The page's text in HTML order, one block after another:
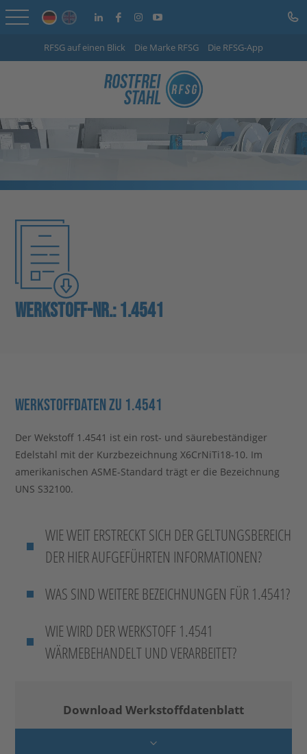
Startseite
Leistungen
Info-Center
Karriere
Kontakt
RFSG auf einen Blick Die Marke RFSG Die RFSG-App
WERKSTOFF-NR.: 1.4541
Werkstoffdaten zu 1.4541
Der Wekstoff 1.4541 ist ein rost- und säurebeständiger
Edelstahl mit der Kurzbezeichnung X6CrNiTi18-10. Im
amerikanischen ASME-Standard trägt er die Bezeichnung
UNS S32100.
WIE WEIT ERSTRECKT SICH DER GELTUNGSBEREICH
DER HIER AUFGEFÜHRTEN INFORMATIONEN?
WAS SIND WEITERE BEZEICHNUNGEN FÜR 1.4541?
WIE WIRD DER WERKSTOFF 1.4541
WÄRMEBEHANDELT UND VERARBEITET?
Download Werkstoffdatenblatt